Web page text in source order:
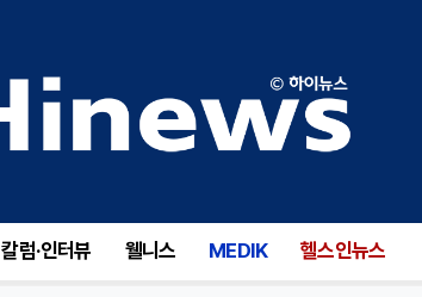
칼럼·인터뷰 웰니스 MEDIK 헬스인뉴스